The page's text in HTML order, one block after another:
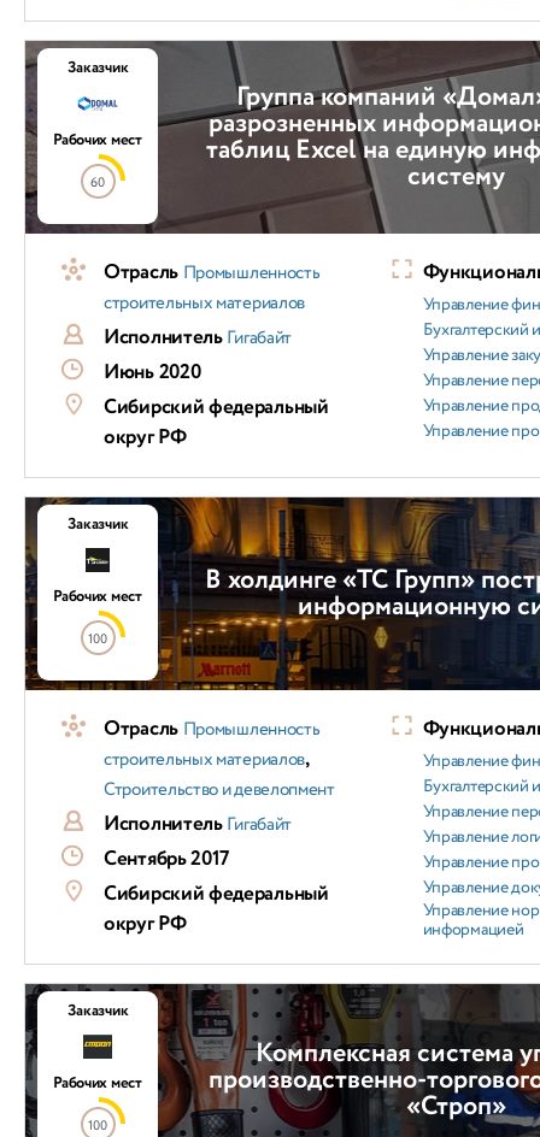
Группа компаний
разрозненных
таблиц Excel на единую
систему
Заказчик
Рабочих мест
60
Отрасль Промышленность
строительных материалов
ИсполнительГигабайт
Июнь 2020
Сибирский федеральный
округ РФ
Управление
Бухгалтерский
Управление
Управление
Управление
Управление
В холдинге «ТС Групп»
информационную
Заказчик
Рабочих мест
100
Отрасль Промышленность
строительных материалов,
Строительство и девелопмент
ИсполнительГигабайт
Сентябрь 2017
Сибирский федеральный
округ РФ
Управление
Бухгалтерский
Управление
Управление
Управление
Управление
Управление
информацией
Комплексная система
производственно-
«Строп»
Заказчик
Рабочих мест
100